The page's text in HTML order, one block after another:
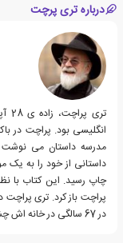
درباره تری پرچت
انگلیسی بود. پراچت در
چاپ رسید. این کتاب با
پراچت باز کرد. تری پراچت
در 67 سالگی در خانه اش چشم از جهان فرو بست.